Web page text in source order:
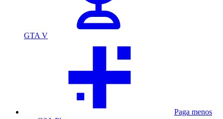
GTA V
Paga menos